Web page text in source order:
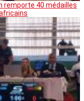
remporte 40 médailles